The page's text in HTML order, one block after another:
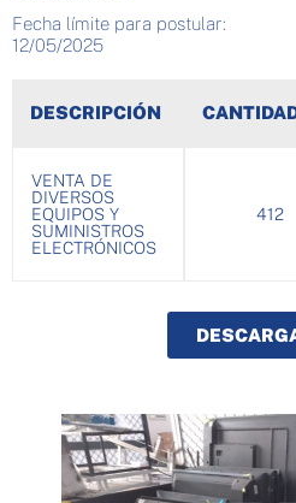
Fecha límite para postular:
12/05/2025
DESCRIPCIÓN
VENTA DE
DIVERSOS
EQUIPOS Y
SUMINISTROS
ELECTRÓNICOS
412